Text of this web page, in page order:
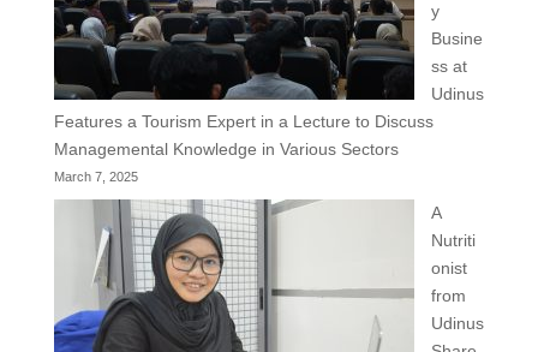
y
Busine
ss at
Udinus
Features a Tourism Expert in a Lecture to Discuss
Managemental Knowledge in Various Sectors
March 7, 2025
A
Nutriti
onist
from
Udinus